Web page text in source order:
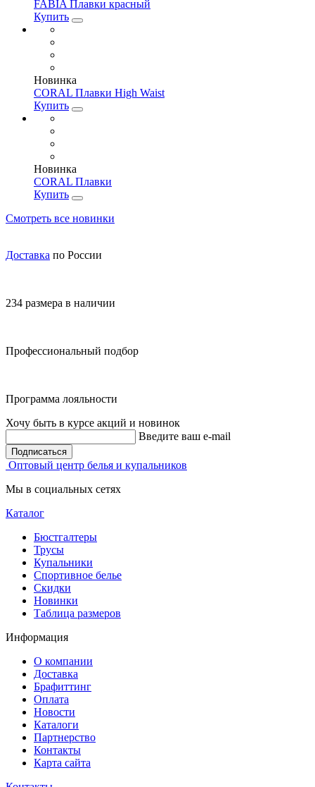
FABIA Плавки красный
Купить
Новинка
CORAL Плавки High Waist
Купить
Новинка
CORAL Плавки
Купить
Смотреть все новинки
Доставка по России
234 размера в наличии
Профессиональный подбор
Программа лояльности
Хочу быть в курсе акций и новинок
Введите ваш e-mail
Подписаться
Оптовый центр белья и купальников
Мы в социальных сетях
Каталог
Бюстгалтеры
Трусы
Купальники
Спортивное белье
Скидки
Новинки
Таблица размеров
Информация
О компании
Доставка
Брафиттинг
Оплата
Новости
Каталоги
Партнерство
Контакты
Карта сайта